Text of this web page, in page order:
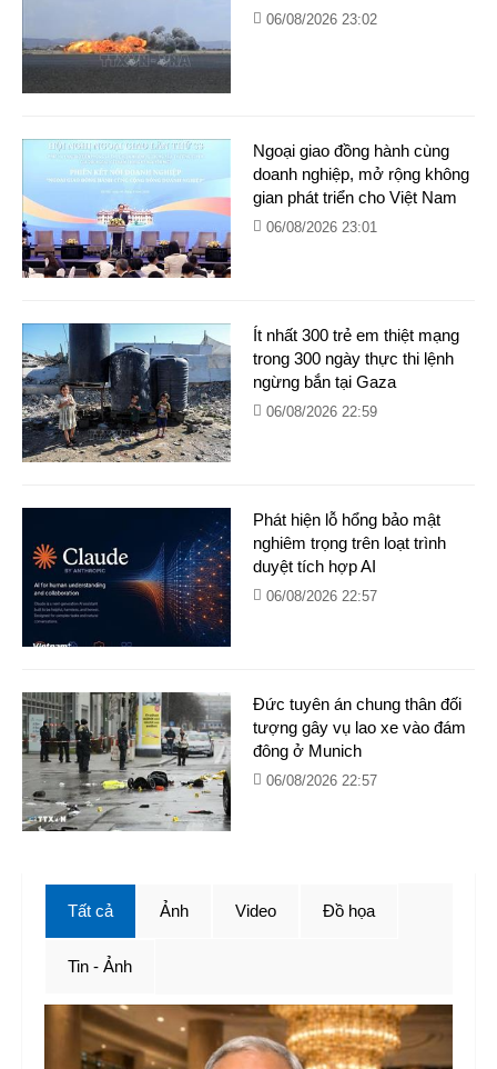
06/08/2026 23:02
Ngoại giao đồng hành cùng
doanh nghiệp, mở rộng không
gian phát triển cho Việt Nam
06/08/2026 23:01
Ít nhất 300 trẻ em thiệt mạng
trong 300 ngày thực thi lệnh
ngừng bắn tại Gaza
06/08/2026 22:59
Phát hiện lỗ hổng bảo mật
nghiêm trọng trên loạt trình
duyệt tích hợp AI
06/08/2026 22:57
Đức tuyên án chung thân đối
tượng gây vụ lao xe vào đám
đông ở Munich
06/08/2026 22:57
Tất cả Ảnh Video Đồ họa
Tin - Ảnh